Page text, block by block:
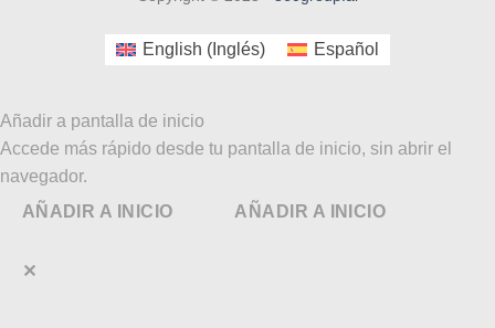
English ( Inglés) Español
Añadir a pantalla de inicio
Accede más rápido desde tu pantalla de inicio, sin abrir el
navegador.
AÑADIR A INICIO
AÑADIR A INICIO
✕